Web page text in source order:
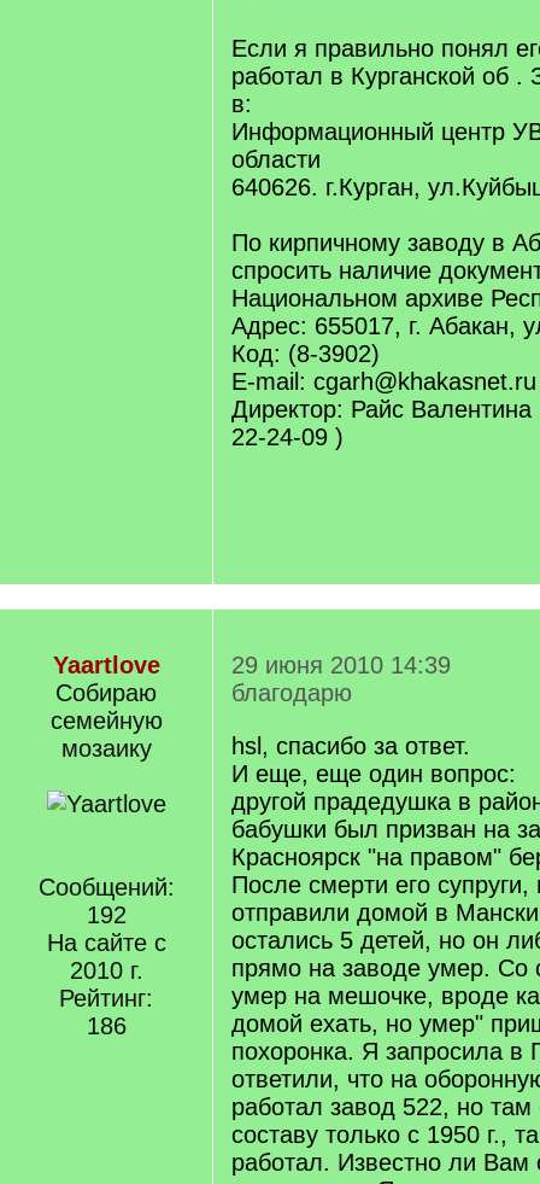
q
]
Если я правильно понял
работал в Курганской об .
в:
Информационный центр
области
640626. г.Курган,
По кирпичному заводу в
спросить наличие
Национальном архиве
Адрес: 655017, г. Абакан,
Код: (8-3902)
E-mail: cgarh@khakasnet.ru
Директор: Райс
22-24-09 )
Yaartlove
Собираю
семейную
мозаику
Сообщений:
192
На сайте с
2010 г.
Рейтинг:
186
29 июня 2010 14:39
благодарю
hsl, спасибо за ответ.
И еще, еще один вопрос:
другой прадедушка в
бабушки был призван на
Красноярск "на правом"
После смерти его
отправили домой в
остались 5 детей, но он
прямо на заводе умер. Со
умер на мешочке, вроде
домой ехать, но умер"
похоронка. Я запросила в
ответили, что на
работал завод 522, но там
составу только с 1950 г.,
работал. Известно ли Вам